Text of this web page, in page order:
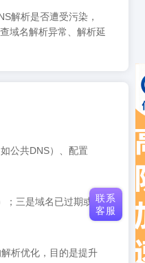
解析是否遭受污染，
域名解析异常、解析延
公共DNS）、配置
；三是域名已过期或被
析优化，目的是提升
联系
客服